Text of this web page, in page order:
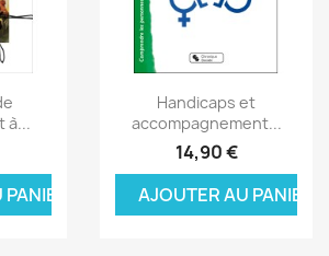
à...
Aperçu rapide
Handicaps et
accompagnement...
14,90 €
AJOUTER AU PANIER